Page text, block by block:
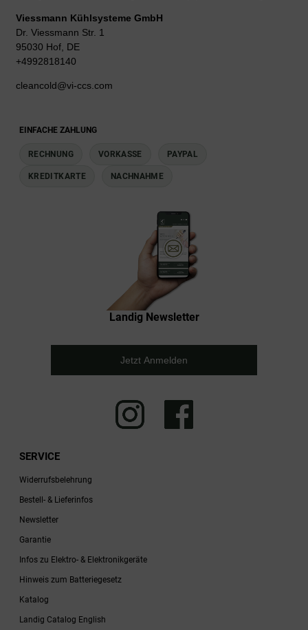
Viessmann Kühlsysteme GmbH
Dr. Viessmann Str. 1
95030 Hof, DE
+4992818140
cleancold@vi-ccs.com
EINFACHE ZAHLUNG
RECHNUNG VORKASSE PAYPAL
KREDITKARTE NACHNAHME
Landig Newsletter
Jetzt Anmelden
SERVICE
Widerrufsbelehrung
Bestell- & Lieferinfos
Newsletter
Garantie
Infos zu Elektro- & Elektronikgeräte
Hinweis zum Batteriegesetz
Katalog
Landig Catalog English